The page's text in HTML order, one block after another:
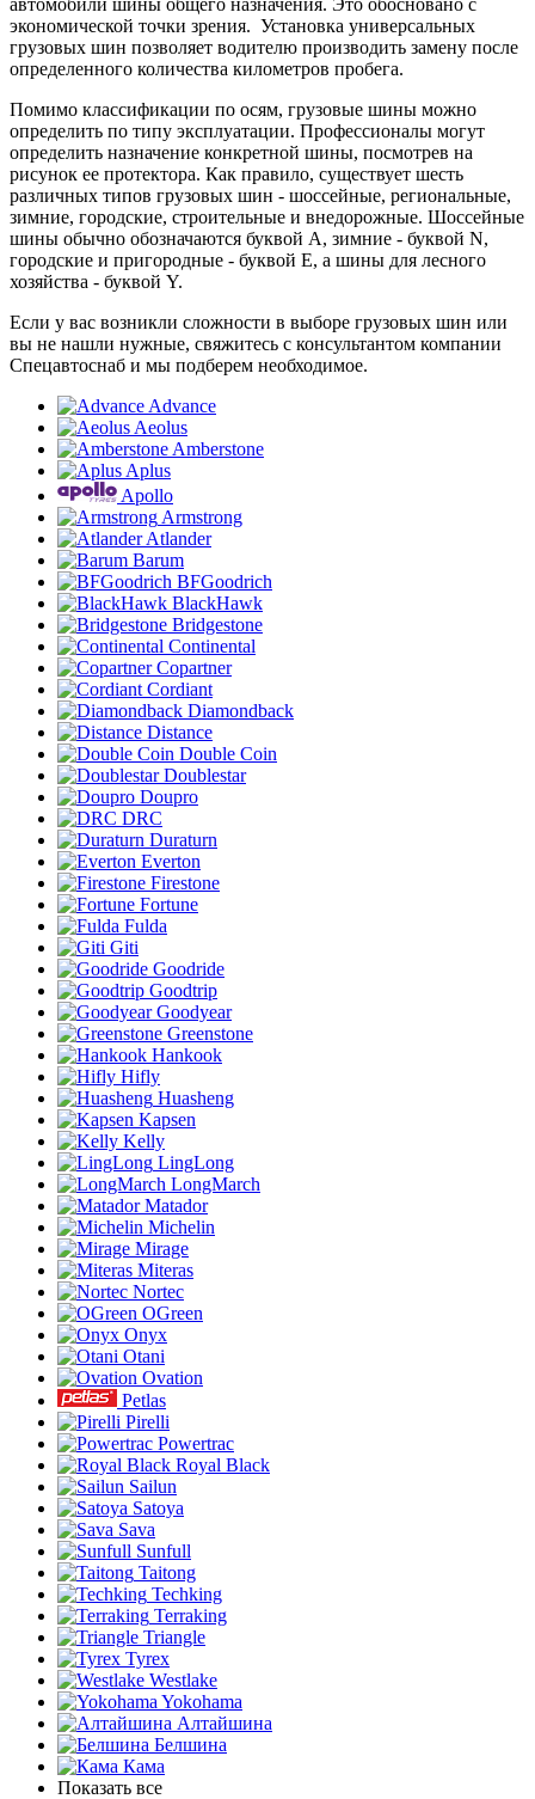
автомобили шины общего назначения. Это обосновано с
экономической точки зрения. Установка универсальных
грузовых шин позволяет водителю производить замену после
определенного количества километров пробега.
Помимо классификации по осям, грузовые шины можно
определить по типу эксплуатации. Профессионалы могут
определить назначение конкретной шины, посмотрев на
рисунок ее протектора. Как правило, существует шесть
различных типов грузовых шин - шоссейные, региональные,
зимние, городские, строительные и внедорожные. Шоссейные
шины обычно обозначаются буквой A, зимние - буквой N,
городские и пригородные - буквой E, а шины для лесного
хозяйства - буквой Y.
Если у вас возникли сложности в выборе грузовых шин или
вы не нашли нужные, свяжитесь с консультантом компании
Спецавтоснаб и мы подберем необходимое.
Advance
Aeolus
Amberstone
Aplus
Apollo
Armstrong
Atlander
Barum
BFGoodrich
BlackHawk
Bridgestone
Continental
Copartner
Cordiant
Diamondback
Distance
Double Coin
Doublestar
Doupro
DRC
Duraturn
Everton
Firestone
Fortune
Fulda
Giti
Goodride
Goodtrip
Goodyear
Greenstone
Hankook
Hifly
Huasheng
Kapsen
Kelly
LingLong
LongMarch
Matador
Michelin
Mirage
Miteras
Nortec
OGreen
Onyx
Otani
Ovation
Petlas
Pirelli
Powertrac
Royal Black
Sailun
Satoya
Sava
Sunfull
Taitong
Techking
Terraking
Triangle
Tyrex
Westlake
Yokohama
Алтайшина
Белшина
Кама
Показать все